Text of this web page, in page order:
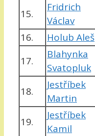
15.
Fridrich
Václav
16.
Holub Aleš
17.
Blahynka
Svatopluk
18.
Jestříbek
Martin
19.
Jestříbek
Kamil